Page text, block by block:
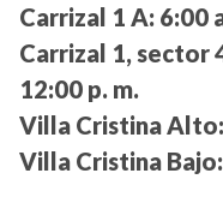
Carrizal 1 A: 6:00
Carrizal 1, sector
12:00 p. m.
Villa Cristina Alto:
Villa Cristina Bajo: